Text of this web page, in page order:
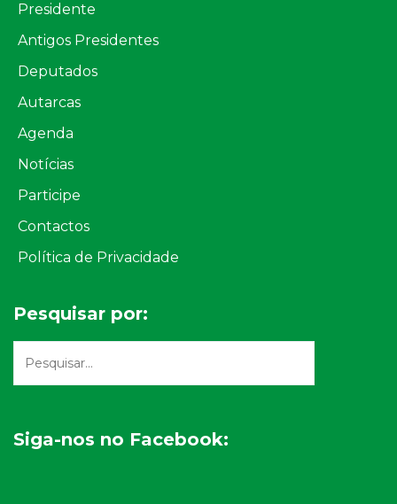
Presidente
Antigos Presidentes
Deputados
Autarcas
Agenda
Notícias
Participe
Contactos
Política de Privacidade
Pesquisar por:
Siga-nos no Facebook: